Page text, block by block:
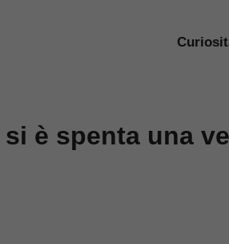
è spenta una